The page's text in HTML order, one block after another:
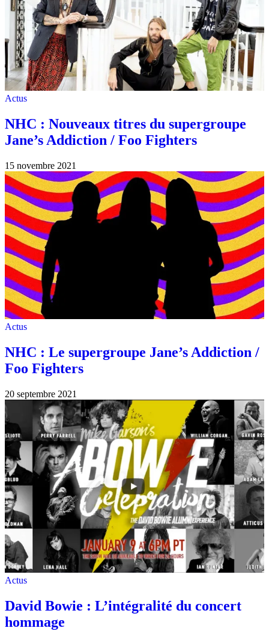
Actus
NHC : Nouveaux titres du supergroupe
Jane’s Addiction / Foo Fighters
15 novembre 2021
Actus
NHC : Le supergroupe Jane’s Addiction /
Foo Fighters
20 septembre 2021
Actus
David Bowie : L’intégralité du concert
hommage